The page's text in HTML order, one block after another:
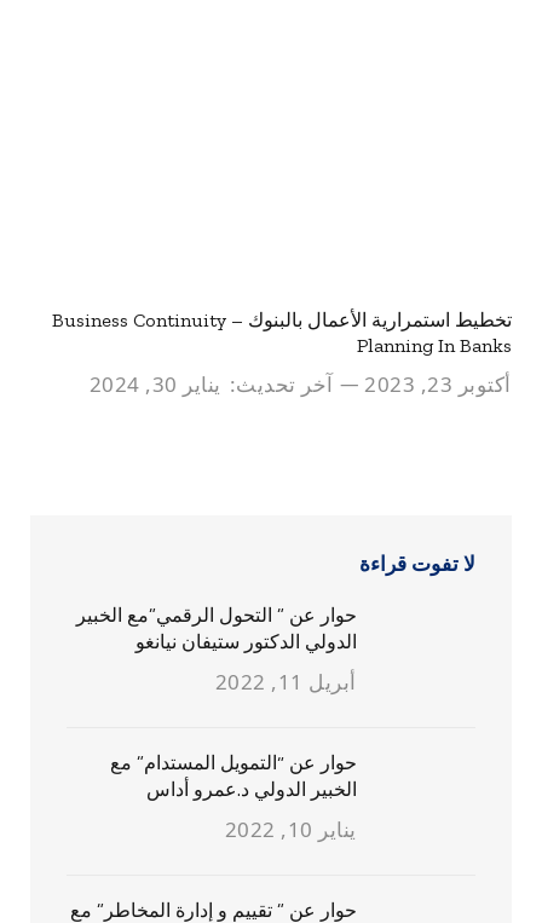
تخطيط استمرارية الأعمال بالبنوك – Business Continuity
Planning In Banks
أكتوبر 23, 2023 آخر تحديث: يناير 30, 2024
لا تفوت قراءة
حوار عن ” التحول الرقمي”مع الخبير
الدولي الدكتور ستيفان نيانغو
أبريل 11, 2022
حوار عن “التمويل المستدام” مع
الخبير الدولي د.عمرو أداس
يناير 10, 2022
حوار عن ” تقييم و إدارة المخاطر” مع